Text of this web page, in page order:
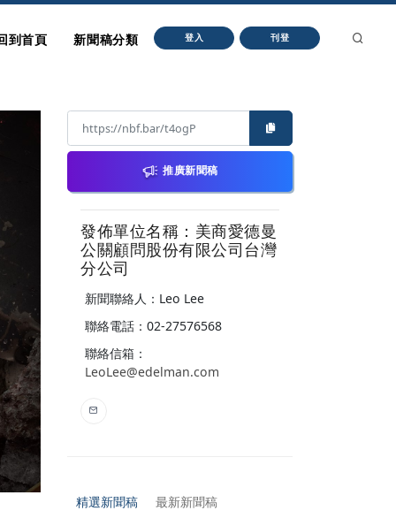
到首頁 新聞稿分類 登入 刊登
推廣新聞稿
發佈單位名稱：美商愛德曼
公關顧問股份有限公司台灣
分公司
新聞聯絡人：Leo Lee
聯絡電話：02-27576568
聯絡信箱：
LeoLee@edelman.com
精選新聞稿 最新新聞稿